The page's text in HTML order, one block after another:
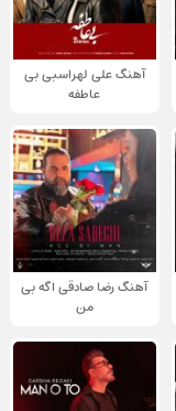
آهنگ علی لهراسبی بی
عاطفه
آهنگ رضا صادقی اگه بی
من